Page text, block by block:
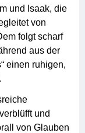
und Isaak, die
von
folgt scharf
aus der
einen ruhigen,
und
von Glauben